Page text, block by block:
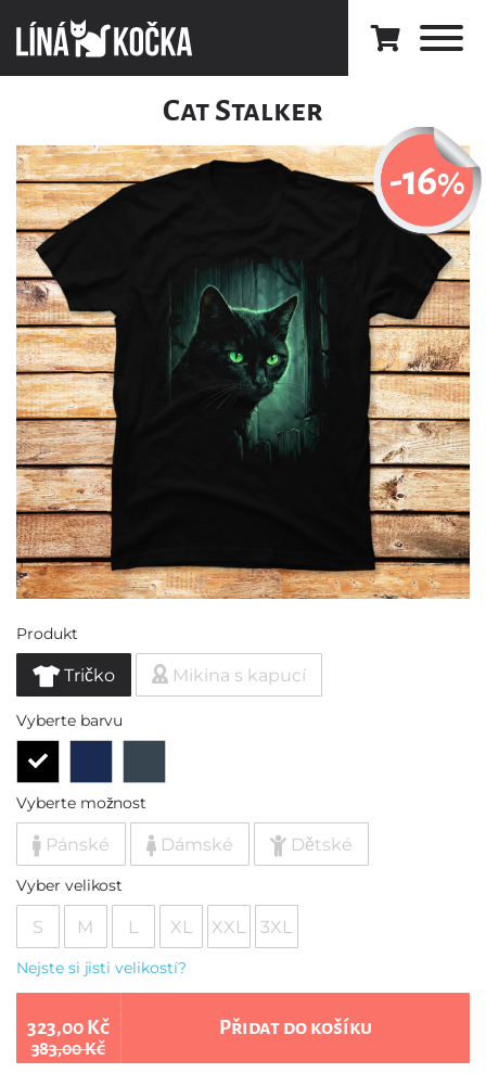
Cat Stalker
-16%
Produkt
Tričko Mikina s kapucí
Vyberte barvu
Vyberte možnost
Pánské Dámské Dětské
Vyber velikost
S M L XL XXL 3XL
Nejste si jisti velikostí?
323,00 Kč
383,00 Kč
Přidat do košíku